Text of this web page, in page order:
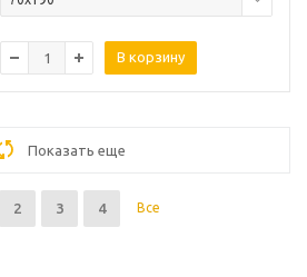
В корзину
Показать еще
2 3 4 Все